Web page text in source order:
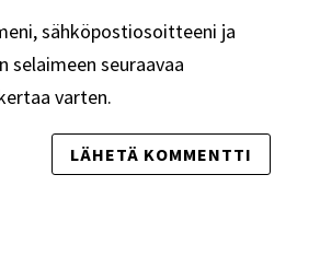
sähköpostiosoitteeni ja
selaimeen seuraavaa
varten.